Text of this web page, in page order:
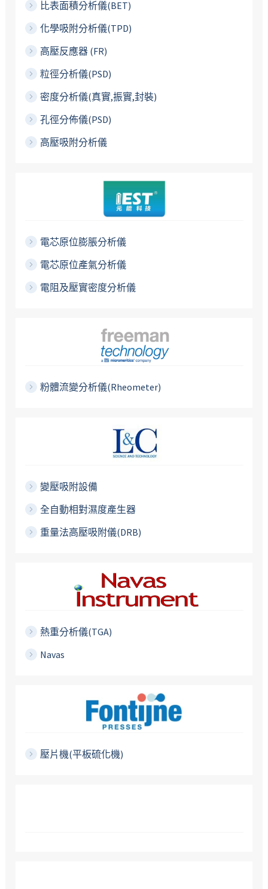
比表面積分析儀(BET)
化學吸附分析儀(TPD)
高壓反應器 (FR)
粒徑分析儀(PSD)
密度分析儀(真實,振實,封裝)
孔徑分佈儀(PSD)
高壓吸附分析儀
電芯原位膨脹分析儀
電芯原位產氣分析儀
電阻及壓實密度分析儀
粉體流變分析儀(Rheometer)
變壓吸附設備
全自動相對濕度產生器
重量法高壓吸附儀(DRB)
熱重分析儀(TGA)
Navas
壓片機(平板硫化機)